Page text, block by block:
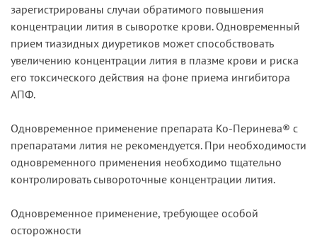
зарегистрированы случаи обратимого повышения
концентрации лития в сыворотке крови. Одновременный
прием тиазидных диуретиков может способствовать
увеличению концентрации лития в плазме крови и риска
его токсического действия на фоне приема ингибитора
АПФ.
Одновременное применение препарата Ко-Перинева® с
препаратами лития не рекомендуется. При необходимости
одновременного применения необходимо тщательно
контролировать сывороточные концентрации лития.
Одновременное применение, требующее особой
осторожности